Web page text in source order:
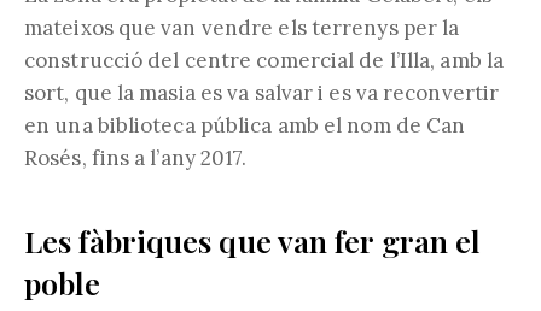
mateixos que van vendre els terrenys per la
construcció del centre comercial de l’Illa, amb la
sort, que la masia es va salvar i es va reconvertir
en una biblioteca pública amb el nom de Can
Rosés, fins a l’any 2017.
Les fàbriques que van fer gran el
poble